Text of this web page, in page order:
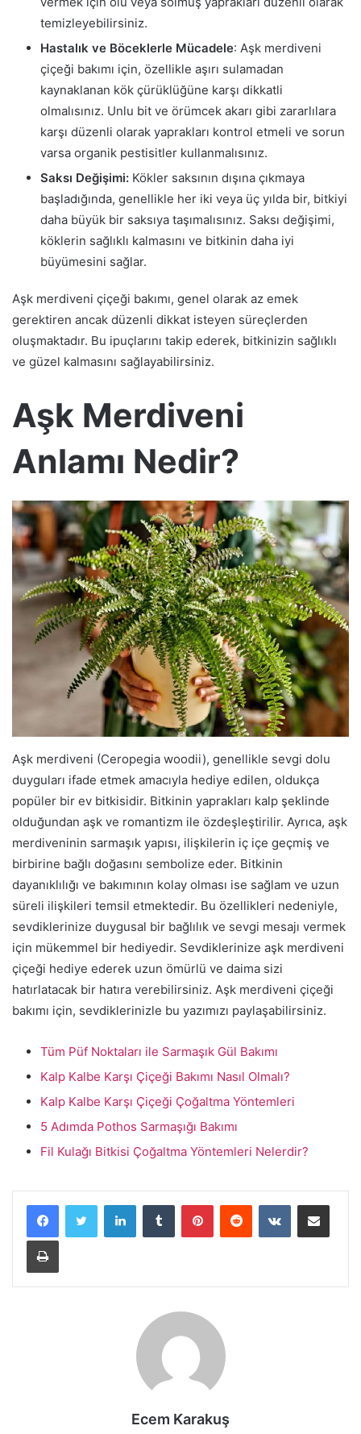
temizleyebilirsiniz.
Hastalık ve Böceklerle Mücadele: Aşk merdiveni
çiçeği bakımı için, özellikle aşırı sulamadan
kaynaklanan kök çürüklüğüne karşı dikkatli
olmalısınız. Unlu bit ve örümcek akarı gibi zararlılara
karşı düzenli olarak yaprakları kontrol etmeli ve sorun
varsa organik pestisitler kullanmalısınız.
Saksı Değişimi: Kökler saksının dışına çıkmaya
başladığında, genellikle her iki veya üç yılda bir, bitkiyi
daha büyük bir saksıya taşımalısınız. Saksı değişimi,
köklerin sağlıklı kalmasını ve bitkinin daha iyi
büyümesini sağlar.
Aşk merdiveni çiçeği bakımı, genel olarak az emek
gerektiren ancak düzenli dikkat isteyen süreçlerden
oluşmaktadır. Bu ipuçlarını takip ederek, bitkinizin sağlıklı
ve güzel kalmasını sağlayabilirsiniz.
Aşk Merdiveni
Anlamı Nedir?
Aşk merdiveni (Ceropegia woodii), genellikle sevgi dolu
duyguları ifade etmek amacıyla hediye edilen, oldukça
popüler bir ev bitkisidir. Bitkinin yaprakları kalp şeklinde
olduğundan aşk ve romantizm ile özdeşleştirilir. Ayrıca, aşk
merdiveninin sarmaşık yapısı, ilişkilerin iç içe geçmiş ve
birbirine bağlı doğasını sembolize eder. Bitkinin
dayanıklılığı ve bakımının kolay olması ise sağlam ve uzun
süreli ilişkileri temsil etmektedir. Bu özellikleri nedeniyle,
sevdiklerinize duygusal bir bağlılık ve sevgi mesajı vermek
için mükemmel bir hediyedir. Sevdiklerinize aşk merdiveni
çiçeği hediye ederek uzun ömürlü ve daima sizi
hatırlatacak bir hatıra verebilirsiniz. Aşk merdiveni çiçeği
bakımı için, sevdiklerinizle bu yazımızı paylaşabilirsiniz.
Tüm Püf Noktaları ile Sarmaşık Gül Bakımı
Kalp Kalbe Karşı Çiçeği Bakımı Nasıl Olmalı?
Kalp Kalbe Karşı Çiçeği Çoğaltma Yöntemleri
5 Adımda Pothos Sarmaşığı Bakımı
Fil Kulağı Bitkisi Çoğaltma Yöntemleri Nelerdir?
LinkedInTumblr PinterestReddit VKontakteE-Posta ile paylaş
Yazdır
Ecem Karakuş